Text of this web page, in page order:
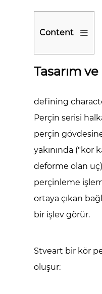
Content
1
Tasarım
Mekanik
1.1
Eylem
2
Temel
Özellikleri
3
Uygulamalar
Seçim
Tasarım
defining
Perçinserisi
perçin
yakınında ("kör
deforme olan
perçinleme
ortaya çıkan
bir işlev görür.
Stveart bir kör
oluşur: